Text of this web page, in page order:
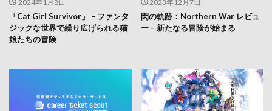
2024年1月8日
「Cat Girl Survivor」 – ファンタ
ジックな世界で繰り広げられる猫
娘たちの冒険
2023年12月7日
閃の軌跡：Northern War レビュ
ー – 新たなる冒険が始まる